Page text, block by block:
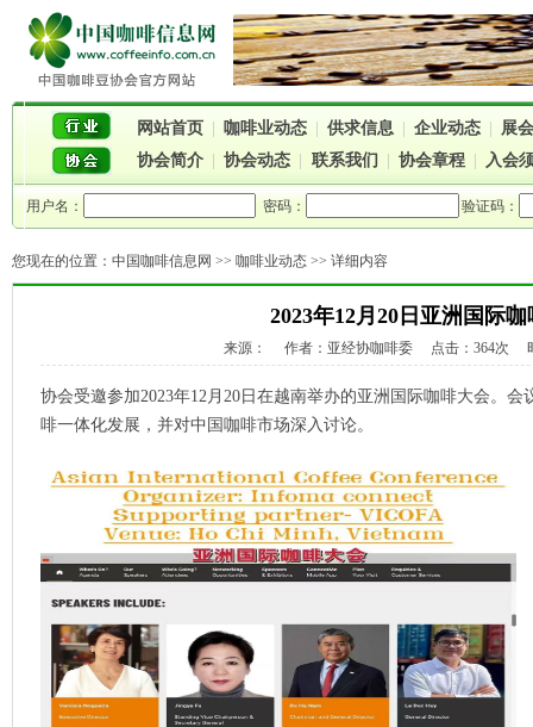
网站首页 咖啡业动态 供求信息 企业动态
展
协会简介
协会动态 联系我们 协会章程 入会
用户名： 密码： 验证码：
您现在的位置： 中国咖啡信息网 >> 咖啡业动态 >> 详细内容
2023年12月20日亚洲国际
来源： 作者：亚经协咖啡委 点击：364次 时
协会受邀参加2023年12月20日在越南举办的亚洲国际咖啡大会。
啡一体化发展，并对中国咖啡市场深入讨论。